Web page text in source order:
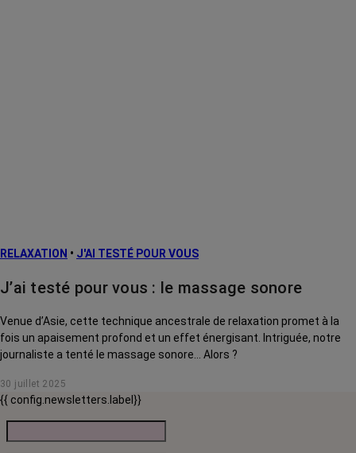
RELAXATION • J'AI TESTÉ POUR VOUS
J’ai testé pour vous : le massage sonore
Venue d’Asie, cette technique ancestrale de relaxation promet à la
fois un apaisement profond et un effet énergisant. Intriguée, notre
journaliste a tenté le massage sonore… Alors ?
30 juillet 2025
{{ config.newsletters.label}}